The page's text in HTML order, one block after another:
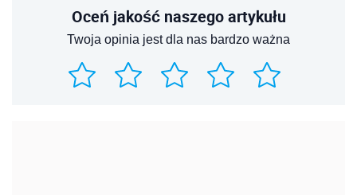
Oceń jakość naszego artykułu
Twoja opinia jest dla nas bardzo ważna